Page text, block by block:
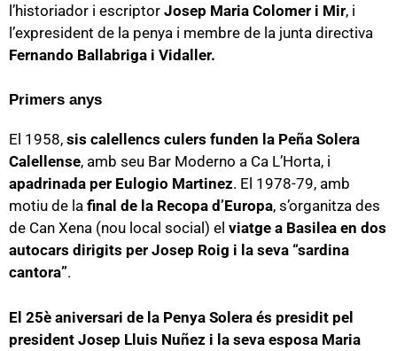
l’historiador i escriptor Josep Maria Colomer i Mir, i
l’expresident de la penya i membre de la junta directiva
Fernando Ballabriga i Vidaller.
Primers anys
El 1958, sis calellencs culers funden la Peña Solera
Calellense, amb seu Bar Moderno a Ca L’Horta, i
apadrinada per Eulogio Martinez. El 1978-79, amb
motiu de la final de la Recopa d’Europa, s’organitza des
de Can Xena (nou local social) el viatge a Basilea en dos
autocars dirigits per Josep Roig i la seva “sardina
cantora”.
El 25è aniversari de la Penya Solera és presidit pel
president Josep Lluis Nuñez i la seva esposa Maria